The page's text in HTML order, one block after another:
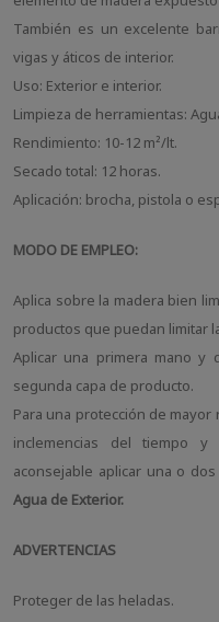
También es un excelente
vigas y áticos de interior.
Uso: Exterior e interior.
Limpieza de herramientas:
Rendimiento: 10-12 m²/lt.
Secado total: 12 horas.
Aplicación: brocha, pistola o
MODO DE EMPLEO:
Aplica sobre la madera bien
productos que puedan limitar
Aplicar una primera mano y
segunda capa de producto.
Para una protección de
inclemencias del tiempo
aconsejable aplicar una o
Agua de Exterior.
ADVERTENCIAS
Proteger de las heladas.